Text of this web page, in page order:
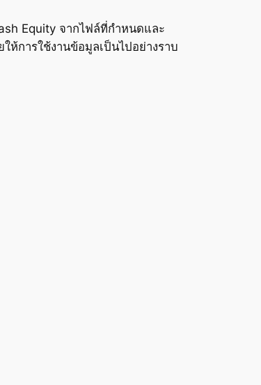
Equity จากไฟล์ที่กำหนดและ
ห้การใช้งานข้อมูลเป็นไปอย่างราบ